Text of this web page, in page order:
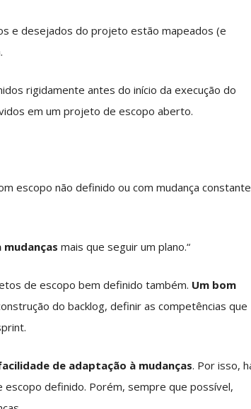
e desejados do projeto estão mapeados (e
rigidamente antes do início da execução do
em um projeto de escopo aberto.
escopo não definido ou com mudança constante
mudanças mais que seguir um plano.“
de escopo bem definido também. Um bom
do backlog, definir as competências que
de adaptação à mudanças. Por isso,
definido. Porém, sempre que possível,